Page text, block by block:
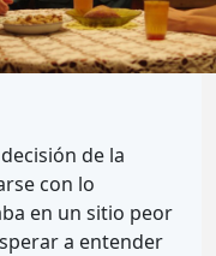
de la
con lo
en un sitio peor
a entender